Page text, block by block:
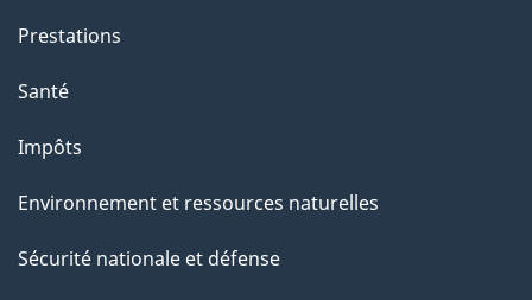
Prestations
Santé
Impôts
Environnement et ressources naturelles
Sécurité nationale et défense